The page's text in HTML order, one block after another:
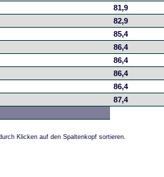
81,9
82,9
85,4
86,4
86,4
86,4
86,4
87,4
Klicken auf den Spaltenkopf sortieren.